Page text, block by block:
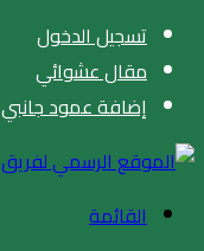
تسجيل الدخول
مقال عشوائي
إضافة عمود جانبي
القائمة